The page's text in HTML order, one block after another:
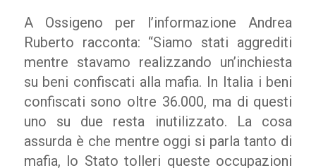
A Ossigeno per l’informazione Andrea
Ruberto racconta: “Siamo stati aggrediti
mentre stavamo realizzando un’inchiesta
su beni confiscati alla mafia. In Italia i beni
confiscati sono oltre 36.000, ma di questi
uno su due resta inutilizzato. La cosa
assurda è che mentre oggi si parla tanto di
mafia, lo Stato tolleri queste occupazioni